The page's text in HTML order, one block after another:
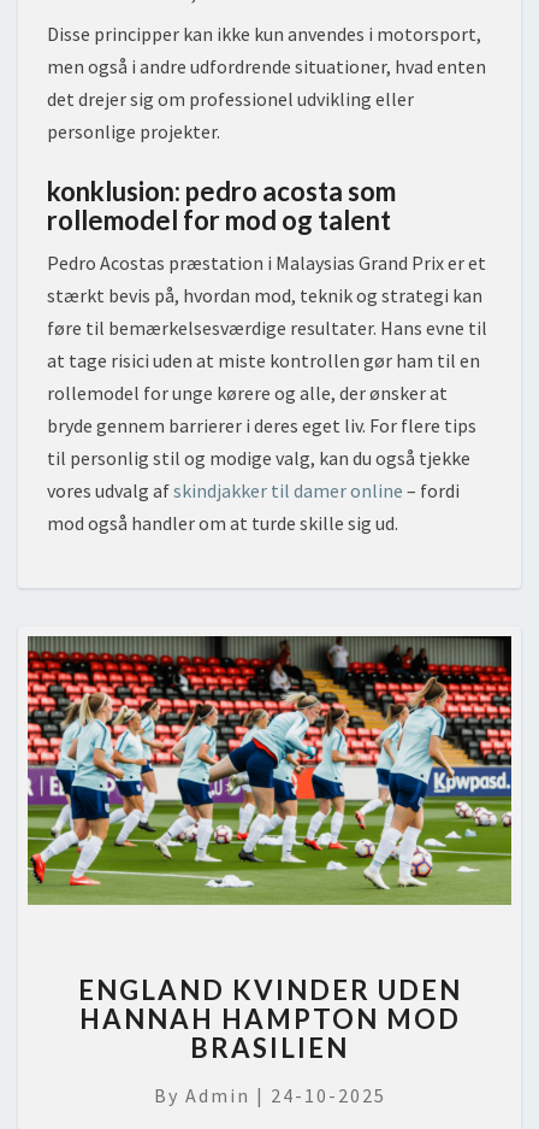
Disse principper kan ikke kun anvendes i motorsport,
men også i andre udfordrende situationer, hvad enten
det drejer sig om professionel udvikling eller
personlige projekter.
konklusion: pedro acosta som
rollemodel for mod og talent
Pedro Acostas præstation i Malaysias Grand Prix er et
stærkt bevis på, hvordan mod, teknik og strategi kan
føre til bemærkelsesværdige resultater. Hans evne til
at tage risici uden at miste kontrollen gør ham til en
rollemodel for unge kørere og alle, der ønsker at
bryde gennem barrierer i deres eget liv. For flere tips
til personlig stil og modige valg, kan du også tjekke
vores udvalg afskindjakker til damer online – fordi
mod også handler om at turde skille sig ud.
KVINDER
UDEN
HANNAH
MOD
ENGLAND KVINDER UDEN
HANNAH HAMPTON MOD
BRASILIEN
By Admin | 24-10-2025